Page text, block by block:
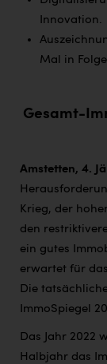
Innovation.
Mal in
Gesamt-
Amstetten, 4.
Krieg, der
den
ein gutes
erwartet für
Die
ImmoSpiegel
Das Jahr 2022
Halbjahr das